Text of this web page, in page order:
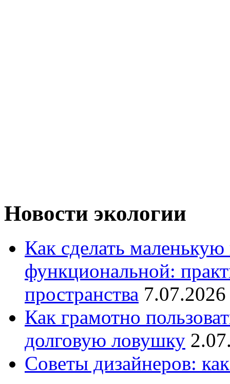
Новости экологии
Как сделать
функциональной:
пространства
Как грамотно
долговую ловушку
Советы дизайнеров: